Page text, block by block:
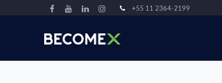
+55 11 2364-2199